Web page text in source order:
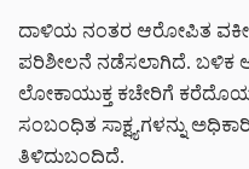
ದಾಳಿಯ ನಂತರ ಆರೋಪಿತ
ಪರಿಶೀಲನೆ ನಡೆಸಲಾಗಿದೆ. ಬಳಿಕ
ಲೋಕಾಯುಕ್ತ ಕಚೇರಿಗೆ
ಸಂಬಂಧಿತ ಸಾಕ್ಷ್ಯಗಳನ್ನು
ತಿಳಿದುಬಂದಿದೆ.